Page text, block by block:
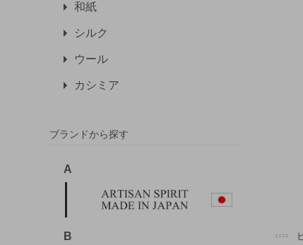
和紙
シルク
ウール
カシミア
ブランドから探す
A
B